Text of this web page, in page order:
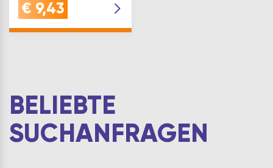
Eckverbinder 90°
€ 9,43
BELIEBTE
SUCHANFRAGEN